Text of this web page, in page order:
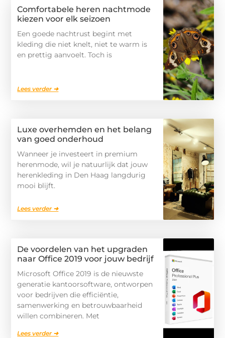
Comfortabele heren nachtmode
kiezen voor elk seizoen
Een goede nachtrust begint met
kleding die niet knelt, niet te warm is
en prettig aanvoelt. Toch is
Lees verder ➜
Luxe overhemden en het belang
van goed onderhoud
Wanneer je investeert in premium
herenmode, wil je natuurlijk dat jouw
herenkleding in Den Haag langdurig
mooi blijft.
Lees verder ➜
De voordelen van het upgraden
naar Office 2019 voor jouw bedrijf
Microsoft Office 2019 is de nieuwste
generatie kantoorsoftware, ontworpen
voor bedrijven die efficiëntie,
samenwerking en betrouwbaarheid
willen combineren. Met
Lees verder ➜